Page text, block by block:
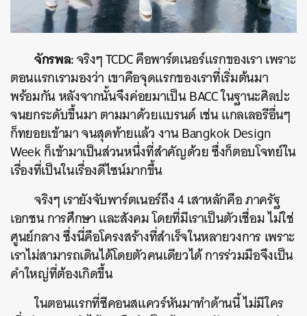
จักรพล:จริงๆ TCDC คือพาร์ตเนอร์แรกของเรา เพราะ
ตอนแรกเรามองว่า เขาคือจุดแรกของเราที่เริ่มต้นมา
พร้อมกัน หลังจากนั้นจึงค่อยมาเป็น BACC ในฐานะศิลปะ
จนยกระดับขึ้นมา ตามมาด้วยแบรนด์ เช่น แกลเลอรีอื่นๆ
ก็ทยอยเข้ามา จนสุดท้ายแล้ว งาน Bangkok Design
Week ก็เข้ามาเป็นส่วนหนึ่งที่สำคัญด้วย ซึ่งก็ตอบโจทย์ใน
เรื่องที่เป็นในเรื่องดีไซน์มากขึ้น
จริงๆ เรายังจับพาร์ตเนอร์ถึง 4 เสาหลักคือ ภาครัฐ
เอกชน การศึกษา และสังคม โดยที่มีเราเป็นตัวเชื่อม ไม่ใช่
ศูนย์กลาง ซึ่งนี่คือโครงสร้างที่สำเร็จในหลายวงการ เพราะ
เราไม่สามารถเดินได้โดยตัวคนเดียวได้ การร่วมมือจึงเป็น
คำใหญ่ที่ต้องเกิดขึ้น
ในตอนแรกที่ซีคอนสแควร์หันมาทำด้านนี้ ไม่มีใคร